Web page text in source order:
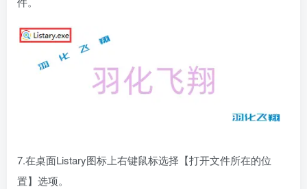
7.在桌面Listary图标上右键鼠标选择【打开文件所在的位
置】选项。